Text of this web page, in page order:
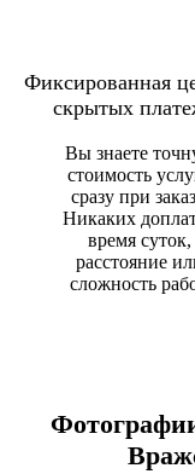
Фиксированная
скрытых
Вы знаете
стоимость
сразу при
Никаких
время суток,
расстояние
сложность